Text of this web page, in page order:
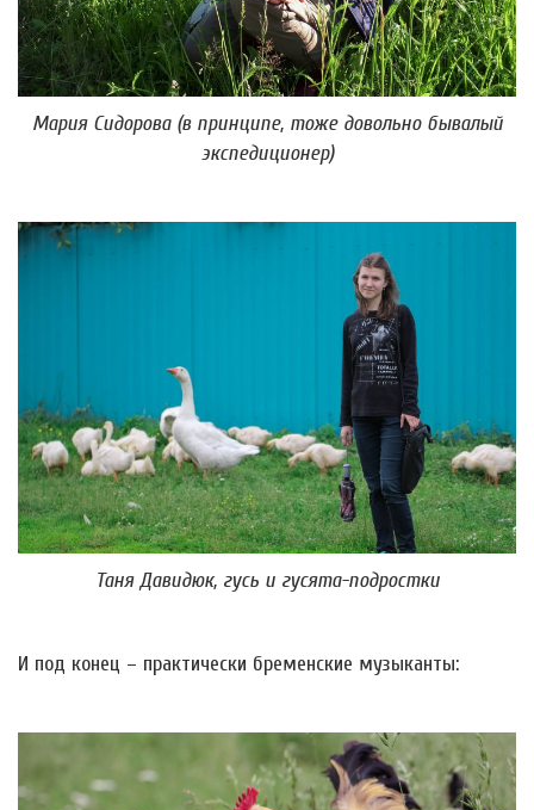
Мария Сидорова (в принципе, тоже довольно бывалый
экспедиционер)
Таня Давидюк, гусь и гусята-подростки
И под конец – практически бременские музыканты: